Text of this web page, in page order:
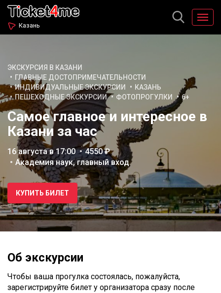
Казань
ЭКСКУРСИЯ В КАЗАНИ
ГЛАВНЫЕ ДОСТОПРИМЕЧАТЕЛЬНОСТИ
ИНДИВИДУАЛЬНЫЕ ЭКСКУРСИИ
КАЗАНЬ
ПЕШЕХОДНЫЕ ЭКСКУРСИИ
ФОТОПРОГУЛКИ 6+
Самое главное и интересное в
Казани за час
16 августа в 17:00
4550 ₽
Академия наук, главный вход
КУПИТЬ БИЛЕТ
Об экскурсии
Чтобы ваша прогулка состоялась, пожалуйста,
зарегистрируйте билет у организатора сразу после